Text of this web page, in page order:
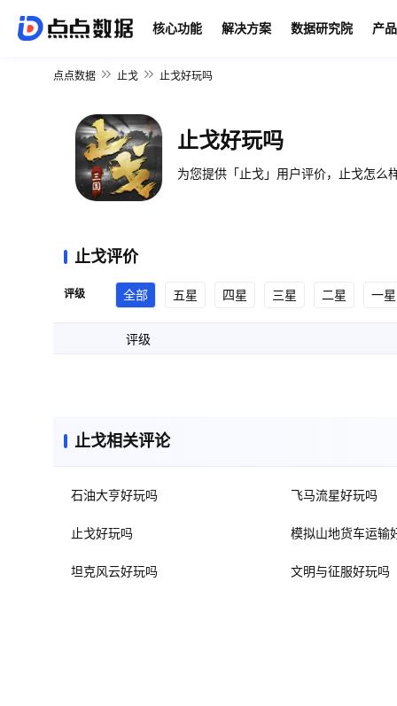
核心功能 解决方案 数据研究院 产
点点数据 止戈 止戈好玩吗
止戈好玩吗
为您提供「止戈」用户评价，止戈怎么
止戈评价
评级 全部 五星 四星 三星 二星 一星
评级
止戈相关评论
石油大亨好玩吗 飞马流星好玩吗
止戈好玩吗 模拟山地货车运输
坦克风云好玩吗 文明与征服好玩吗